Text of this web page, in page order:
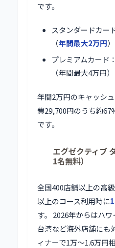
です。
スタンダードカー
（年間最大2万円）
プレミアムカード
（年間最大4万円）
年間2万円のキャッシ
費29,700円のうち約
です。
エグゼクティブ
1名無料）
全国400店舗以上の高
以上のコース利用時に
す。 2026年からはハ
台湾など海外店舗にも
ィナーで1万〜1.6万円